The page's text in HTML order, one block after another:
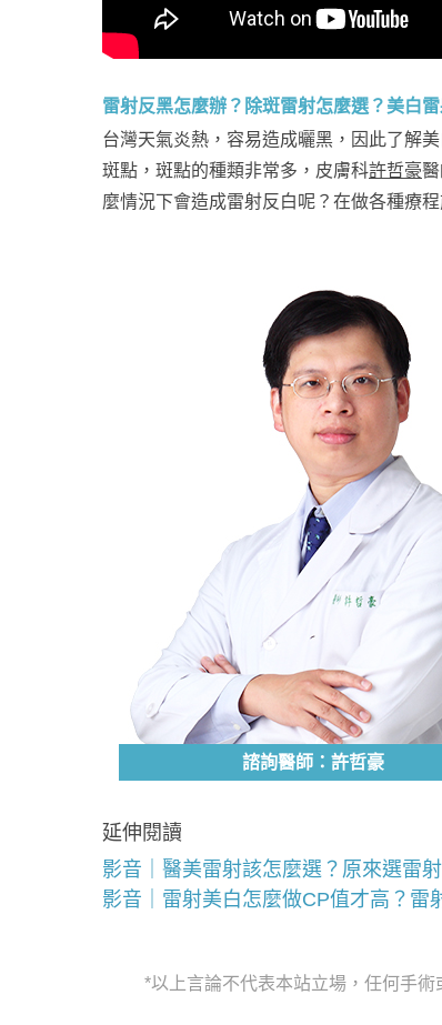
雷射反黑怎麼辦？除斑雷射怎麼選？美白雷
台灣天氣炎熱，容易造成曬黑，因此了解
斑點，斑點的種類非常多，皮膚科許哲豪
麼情況下會造成雷射反白呢？在做各種療
諮詢醫師：許哲豪
延伸閱讀
影音｜醫美雷射該怎麼選？原來選雷
影音｜雷射美白怎麼做CP值才高？雷
*以上言論不代表本站立場，任何手